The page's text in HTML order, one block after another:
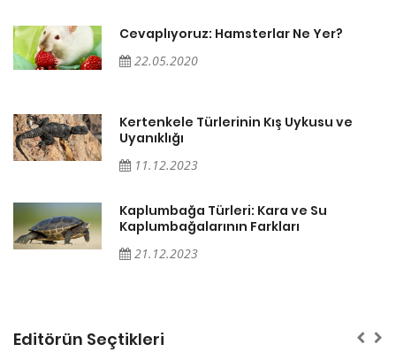
Cevaplıyoruz: Hamsterlar Ne Yer?
22.05.2020
Kertenkele Türlerinin Kış Uykusu ve
Uyanıklığı
11.12.2023
Kaplumbağa Türleri: Kara ve Su
Kaplumbağalarının Farkları
21.12.2023
Editörün Seçtikleri